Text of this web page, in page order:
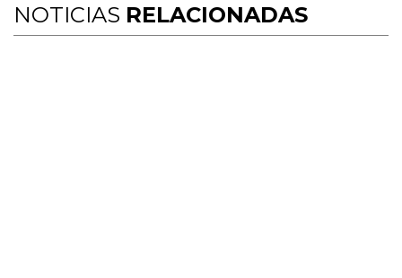
NOTICIAS RELACIONADAS